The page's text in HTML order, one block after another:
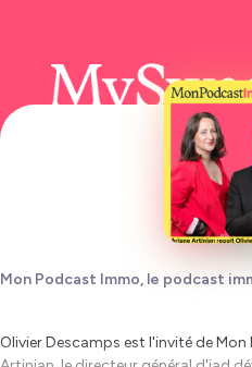
Mon Podcast Immo, le podcast
Olivier Descamps est l'invité de